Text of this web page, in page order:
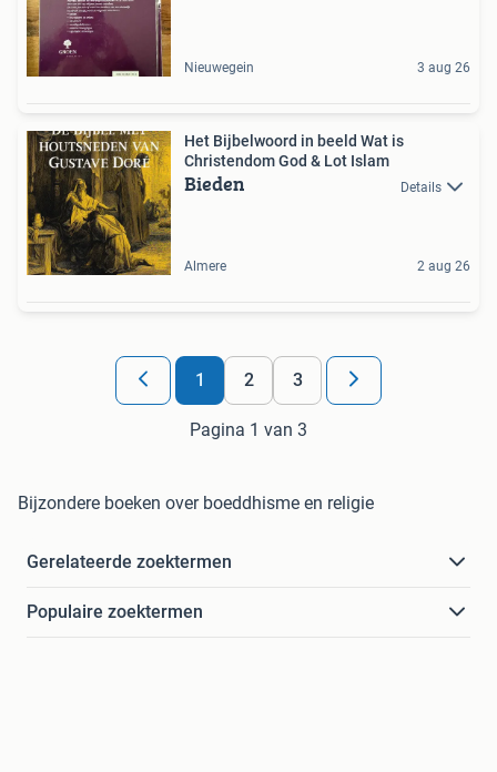
Nieuwegein 3 aug 26
Het Bijbelwoord in beeld Wat is
Christendom God & Lot Islam
Bieden Details
Almere 2 aug 26
1 2 3
Pagina 1 van 3
Bijzondere boeken over boeddhisme en religie
Gerelateerde zoektermen
Populaire zoektermen